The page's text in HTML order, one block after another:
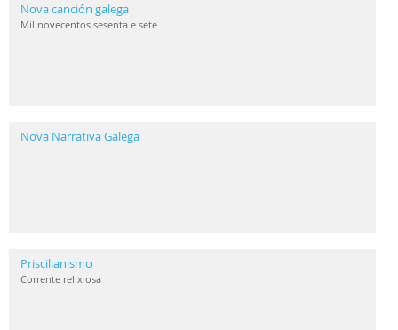
Nova canción galega
Mil novecentos sesenta e sete
Nova Narrativa Galega
Priscilianismo
Corrente relixiosa